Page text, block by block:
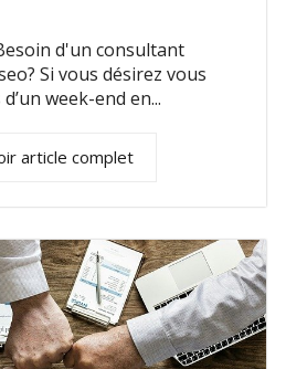
d'un consultant
Si vous désirez vous
week-end en...
article complet